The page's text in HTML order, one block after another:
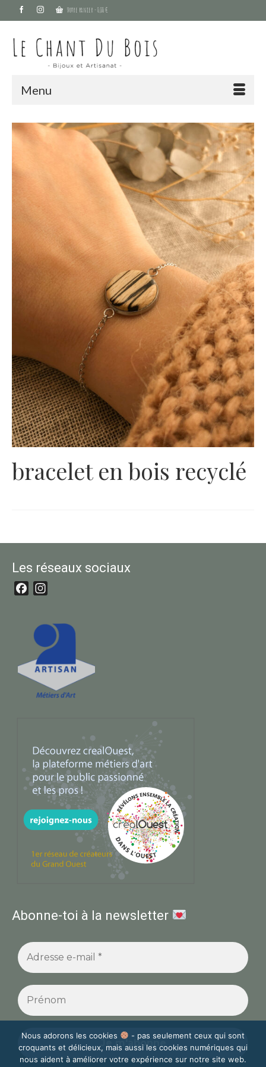
Votre panier -0,00€
Menu
bracelet en bois recyclé
Les réseaux sociaux
Facebook
Abonne-toi à la newsletter
Nous adorons les cookies
- pas seulement ceux qui sont
croquants et délicieux, mais aussi les cookies numériques qui
nous aident à améliorer votre expérience sur notre site web.